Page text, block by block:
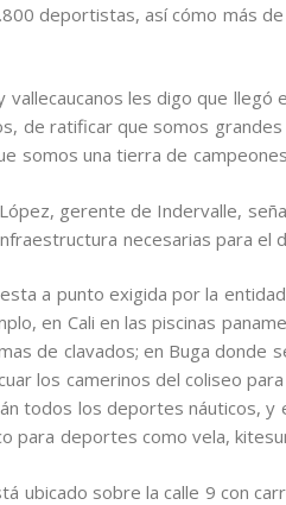
deportistas, así cómo más
vallecaucanos les digo que
de ratificar que somos
somos una tierra de
gerente de Indervalle,
necesarias para el
a punto exigida por la
en Cali en las piscinas
de clavados; en Buga donde
los camerinos del coliseo
todos los deportes náuticos, y
para deportes como vela,
ubicado sobre la calle 9 con